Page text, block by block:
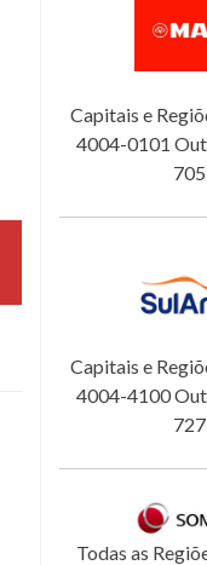
Capitais e
4004-0101
Capitais e
4004-4100
Todas as